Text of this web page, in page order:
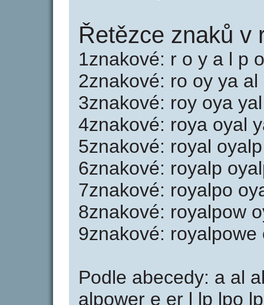
Řetězce znaků v
1znakové: r o y a l p
2znakové: ro oy ya
3znakové: roy oya
4znakové: roya oyal
5znakové: royal
6znakové: royalp
7znakové: royalpo
8znakové: royalpow
9znakové: royalpowe
Podle abecedy: a al
alpower e er l lp lpo